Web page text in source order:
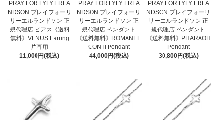
PRAY FOR LYLY ERLA
NDSON プレイフォーリ
リーエルランドソン 正
規代理店 ピアス《送料
無料》VENUS Earring
片耳用
11,000円(税込)
PRAY FOR LYLY ERLA
NDSON プレイフォーリ
リーエルランドソン 正
規代理店 ペンダント
《送料無料》ROMANEE
CONTI Pendant
44,000円(税込)
PRAY FOR LYLY ERLA
NDSON プレイフォーリ
リーエルランドソン 正
規代理店 ペンダント
《送料無料》PHARAOH
Pendant
30,800円(税込)